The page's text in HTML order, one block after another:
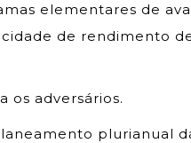
elementares de
de rendimento
os adversários.
plurianual